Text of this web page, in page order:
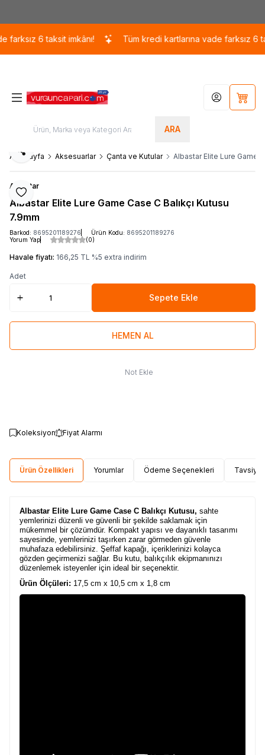
6 taksit imkânı! Tüm kredi kartlarına vade farksız 6
ARA
Hesabım
Ana Sayfa Aksesuarlar Çanta ve Kutular Albastar Elite Lure Game
Favoriye Ekle
Paylaş
Albastar
Albastar Elite Lure Game Case C Balıkçı Kutusu
7.9mm
Barkod: 8695201189276 Ürün Kodu: 8695201189276
Yorum Yap
(0)
Havale fiyatı: 166,25 TL %5 extra indirim
Adet
Sepete Ekle
HEMEN AL
Not Ekle
Koleksiyon Fiyat Alarmı
Ürün Özellikleri Yorumlar Ödeme Seçenekleri Tavsiye
Albastar Elite Lure Game Case C Balıkçı Kutusu, sahte
yemlerinizi düzenli ve güvenli bir şekilde saklamak için
mükemmel bir çözümdür. Kompakt yapısı ve dayanıklı tasarımı
sayesinde, yemlerinizi taşırken zarar görmeden güvenle
muhafaza edebilirsiniz. Şeffaf kapağı, içeriklerinizi kolayca
gözden geçirmenizi sağlar. Bu kutu, balıkçılık ekipmanınızı
düzenlemek isteyenler için ideal bir seçenektir.
Ürün Ölçüleri: 17,5 cm x 10,5 cm x 1,8 cm